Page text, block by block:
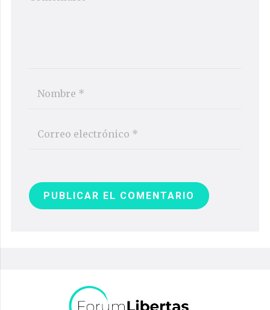
PUBLICAR EL COMENTARIO